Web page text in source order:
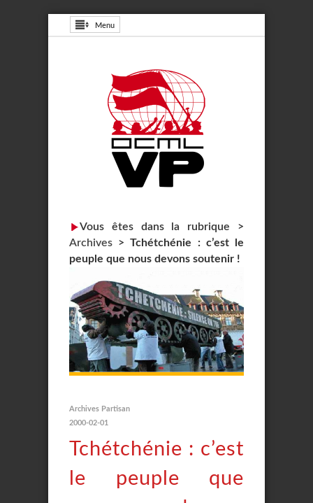
Menu
Vous êtes dans la rubrique >
Archives >Tchétchénie : c’est le
peuple que nous devons soutenir !
Archives Partisan
2000-02-01
Tchétchénie : c’est
le peuple que